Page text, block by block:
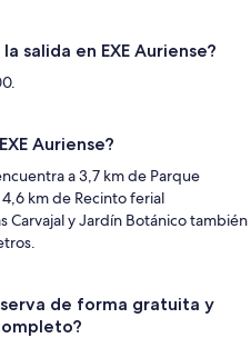
salida en EXE Auriense?
Auriense?
a 3,7 km de Parque
km de Recinto ferial
Carvajal y Jardín Botánico también
de forma gratuita y